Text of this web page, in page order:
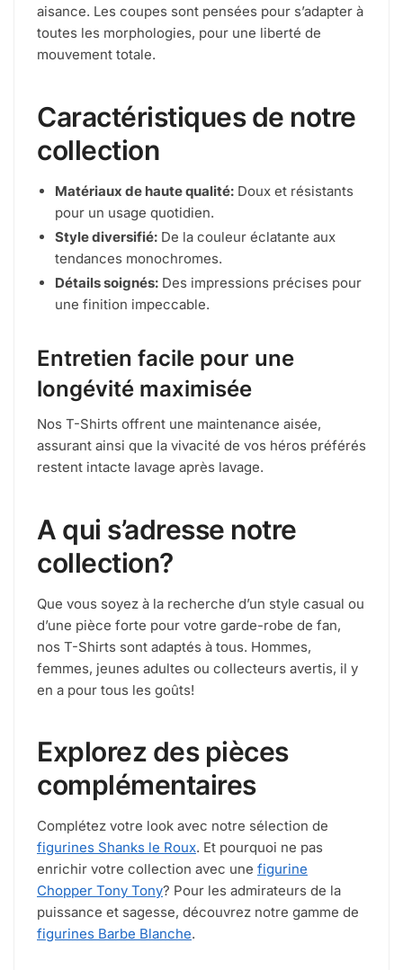
aisance. Les coupes sont pensées pour s’adapter à
toutes les morphologies, pour une liberté de
mouvement totale.
Caractéristiques de notre
collection
Matériaux de haute qualité: Doux et résistants
pour un usage quotidien.
Style diversifié: De la couleur éclatante aux
tendances monochromes.
Détails soignés: Des impressions précises pour
une finition impeccable.
Entretien facile pour une
longévité maximisée
Nos T-Shirts offrent une maintenance aisée,
assurant ainsi que la vivacité de vos héros préférés
restent intacte lavage après lavage.
A qui s’adresse notre
collection?
Que vous soyez à la recherche d’un style casual ou
d’une pièce forte pour votre garde-robe de fan,
nos T-Shirts sont adaptés à tous. Hommes,
femmes, jeunes adultes ou collecteurs avertis, il y
en a pour tous les goûts!
Explorez des pièces
complémentaires
Complétez votre look avec notre sélection de
figurines Shanks le Roux. Et pourquoi ne pas
enrichir votre collection avec une figurine
Chopper Tony Tony? Pour les admirateurs de la
puissance et sagesse, découvrez notre gamme de
figurines Barbe Blanche.